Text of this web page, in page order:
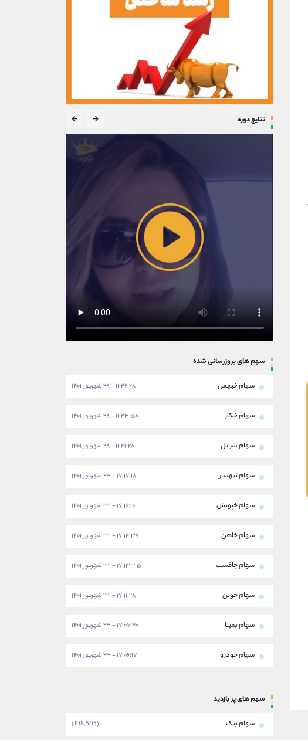
نتایج دوره
سهم های بروزرسانی شده
سهام خبهمن ۱۱:۴۶:۲۸ - ۲۸ شهریور ۱۴۰۱
سهام خکار ۱۱:۴۳:۵۸ - ۲۸ شهریور ۱۴۰۱
سهام شرانل ۱۱:۴۱:۲۸ - ۲۸ شهریور ۱۴۰۱
سهام ثبهساز ۱۷:۱۷:۱۸ - ۲۳ شهریور ۱۴۰۱
سهام خپویش ۱۷:۱۶:۱۰ - ۲۳ شهریور ۱۴۰۱
سهام خاهن ۱۷:۱۴:۳۹ - ۲۳ شهریور ۱۴۰۱
سهام چافست ۱۷:۱۳:۳۵ - ۲۳ شهریور ۱۴۰۱
سهام جوین ۱۷:۱۱:۲۸ - ۲۳ شهریور ۱۴۰۱
سهام بمپنا ۱۷:۰۷:۴۰ - ۲۳ شهریور ۱۴۰۱
سهام خودرو ۱۷:۰۶:۱۷ - ۲۳ شهریور ۱۴۰۱
سهم های پر بازدید
سهام بتک (108,505)